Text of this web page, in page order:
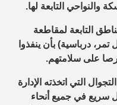
والنواحي التابعة لها.
التابعة لمقاطعة
درباسية) بأن ينفذوا
حرصا على سلامتهم.
التي اتخذته الإدارة
سريع في جميع أنحاء